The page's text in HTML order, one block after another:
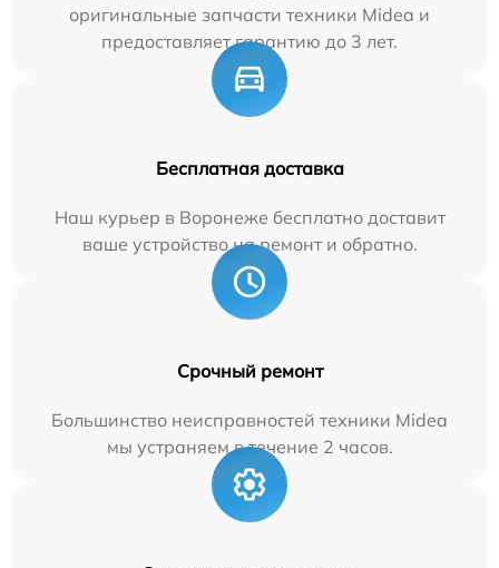
оригинальные запчасти техники Midea и
предоставляет гарантию до 3 лет.
Бесплатная доставка
Наш курьер в Воронеже бесплатно доставит
ваше устройство на ремонт и обратно.
Срочный ремонт
Большинство неисправностей техники Midea
мы устраняем в течение 2 часов.